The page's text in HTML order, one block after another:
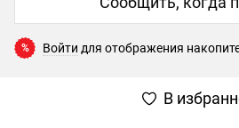
% Войти для отображения
В